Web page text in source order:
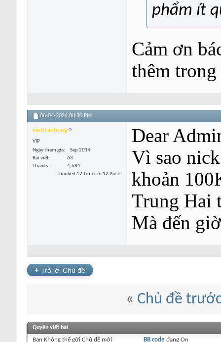
phẩm ít
Cảm ơn
thêm
06-04-2024 08:30 PM
viettranhung
VIP
Ngày tham gia
Sep 2014
Bài viết
63
Thanks
4,684
Thanked 12 Times in 12 Posts
Dear
Vì sao
khoản
Trung Hai
Mà đến
+ Trả lời Chủ đề
« Chủ đề
Quyền viết bài
Bạn Không thể gửi Chủ đề mới
BB codeđang On